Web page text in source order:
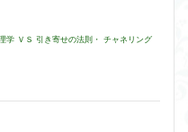
学 ＶＳ 引き寄せの法則・ チャネリング